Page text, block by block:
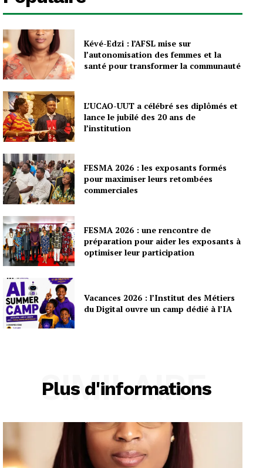
Kévé-Edzi : l’AFSL mise sur
l’autonomisation des femmes et la
santé pour transformer la communauté
L’UCAO-UUT a célébré ses diplômés et
lance le jubilé des 20 ans de
l’institution
FESMA 2026 : les exposants formés
pour maximiser leurs retombées
commerciales
FESMA 2026 : une rencontre de
préparation pour aider les exposants à
optimiser leur participation
Vacances 2026 : l’Institut des Métiers
du Digital ouvre un camp dédié à l’IA
Plus d'informations
SIMILAIRE